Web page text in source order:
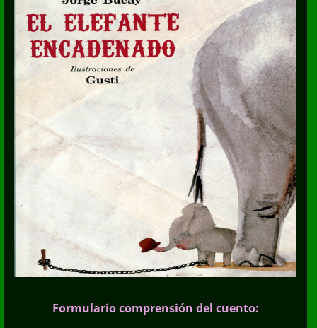
Formulario comprensión del cuento: